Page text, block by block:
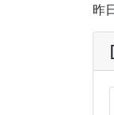
昨